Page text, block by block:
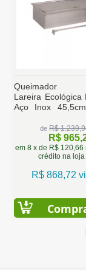
Queimador
Lareira Ecológica
Aço Inox
deR$
R$
em 8 x de R$ 120,66
crédito na loja
R$ 868,72